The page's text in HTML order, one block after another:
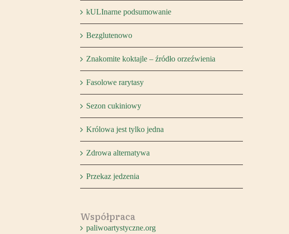
kULInarne podsumowanie
Bezglutenowo
Znakomite koktajle – źródło orzeźwienia
Fasolowe rarytasy
Sezon cukiniowy
Królowa jest tylko jedna
Zdrowa alternatywa
Przekaz jedzenia
Współpraca
paliwoartystyczne.org